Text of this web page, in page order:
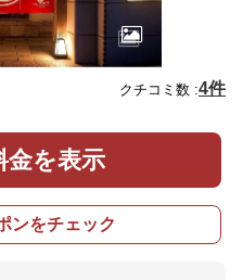
クチコミ数 :4件
金を表示
ンをチェック